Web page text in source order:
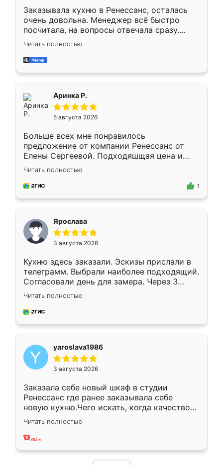
Заказывала кухню в Ренессанс, осталась
очень довольна. Менеджер всё быстро
посчитала, на вопросы отвечала сразу.
Замерщик приехал в субботу, подошёл к
делу со всей ответственностью. Собрали
за день, ребята работали аккуратно, даже
Читать полностью
Аринка Р.
5 августа 2026
Больше всех мне понравилось
предложение от компании Ренессанс от
Елены Сергеевой. Подходяшщая цена и
короткие сроки изготовления. Приехавший
для замера сотрудник Владислав
предложил по моему эскизу самый
Читать полностью
1
Ярослава
3 августа 2026
Кухню здесь заказали. Эскизы прислали в
телеграмм. Выбрали наиболее подходящий.
Согласовали день для замера. Через 3
недели кухня была уже готова. Остались
довольны работой. Спасибо Ренессанс
мебель за качественную работу!
Читать полностью
yaroslava1986
3 августа 2026
Заказала себе новый шкаф в студии
Ренессанс где ранее заказывала себе
новую кухню.Чего искать, когда качеством
вполне довольна. Служит кухня уже почти
два года, нареканий нет.
Читать полностью